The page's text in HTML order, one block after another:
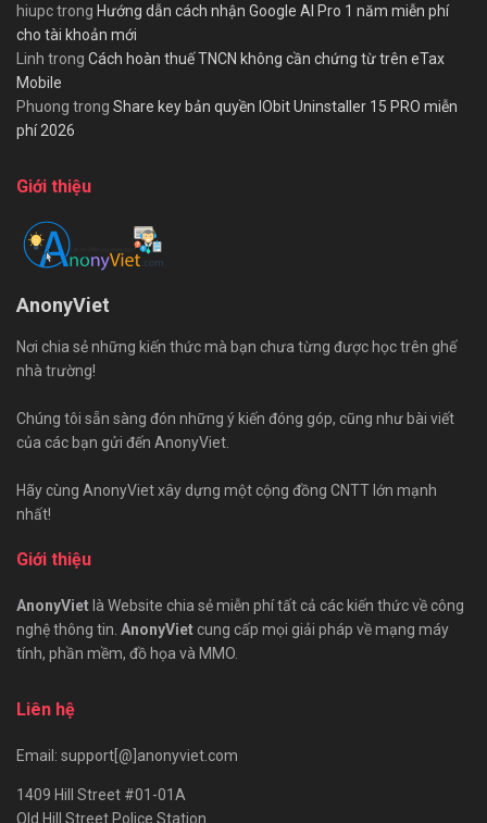
hiupctrong Hướng dẫn cách nhận Google AI Pro 1 năm miễn phí
cho tài khoản mới
Linh trong Cách hoàn thuế TNCN không cần chứng từ trên eTax
Mobile
Phuong trong Share key bản quyền IObit Uninstaller 15 PRO miễn
phí 2026
Giới thiệu
AnonyViet
Nơi chia sẻ những kiến thức mà bạn chưa từng được học trên ghế
nhà trường!
Chúng tôi sẵn sàng đón những ý kiến đóng góp, cũng như bài viết
của các bạn gửi đến AnonyViet.
Hãy cùng AnonyViet xây dựng một cộng đồng CNTT lớn mạnh
nhất!
Giới thiệu
AnonyViet là Website chia sẻ miễn phí tất cả các kiến thức về công
nghệ thông tin. AnonyViet cung cấp mọi giải pháp về mạng máy
tính, phần mềm, đồ họa và MMO.
Liên hệ
Email: support[@]anonyviet.com
1409 Hill Street #01-01A
Old Hill Street Police Station